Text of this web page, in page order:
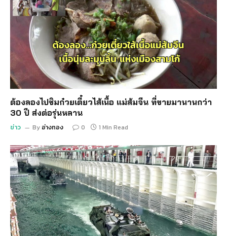
ต้องลองไปชิมก๋วยเตี๋ยวไส้เนื้อ แม่ส้มจีน ที่ขายมานานกว่า
30 ปี ส่งต่อรุ่นหลาน
ข่าว By อ่างทอง 0 1 Min Read